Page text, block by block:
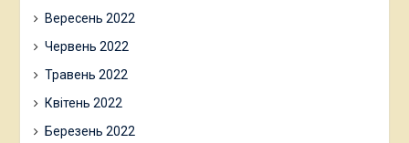
Вересень 2022
Червень 2022
Травень 2022
Квітень 2022
Березень 2022